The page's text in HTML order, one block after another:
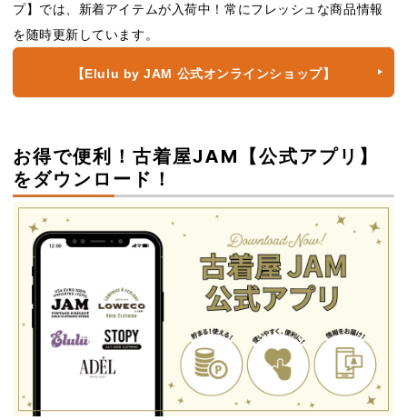
プ】では、新着アイテムが入荷中！常にフレッシュな商品情報
を随時更新しています。
【Elulu by JAM 公式オンラインショップ】
お得で便利！古着屋JAM【公式アプリ】
をダウンロード！